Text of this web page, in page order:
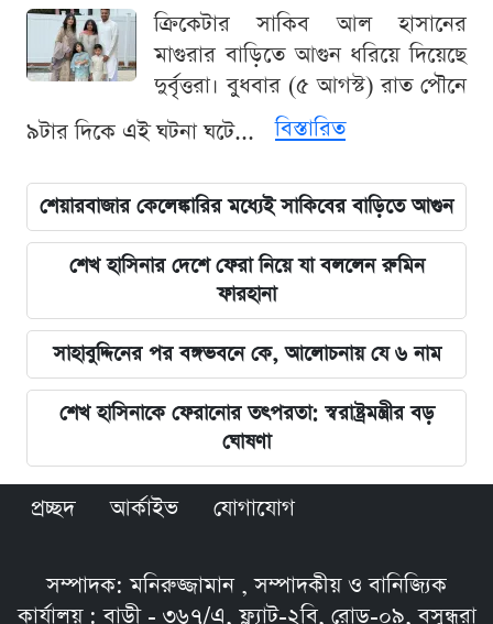
ক্রিকেটার সাকিব আল হাসানের
মাগুরার বাড়িতে আগুন ধরিয়ে দিয়েছে
দুর্বৃত্তরা। বুধবার (৫ আগস্ট) রাত পৌনে
৯টার দিকে এই ঘটনা ঘটে...
বিস্তারিত
শেয়ারবাজার কেলেঙ্কারির মধ্যেই সাকিবের বাড়িতে আগুন
শেখ হাসিনার দেশে ফেরা নিয়ে যা বললেন রুমিন
ফারহানা
সাহাবুদ্দিনের পর বঙ্গভবনে কে, আলোচনায় যে ৬ নাম
শেখ হাসিনাকে ফেরানোর তৎপরতা: স্বরাষ্ট্রমন্ত্রীর বড়
ঘোষণা
প্রচ্ছদ আর্কাইভ যোগাযোগ
সম্পাদক: মনিরুজ্জামান , সম্পাদকীয় ও বানিজ্যিক
কার্যালয় : বাড়ী - ৩৬৭/এ, ফ্ল্যাট-২বি, রোড়-০৯, বসুন্ধরা